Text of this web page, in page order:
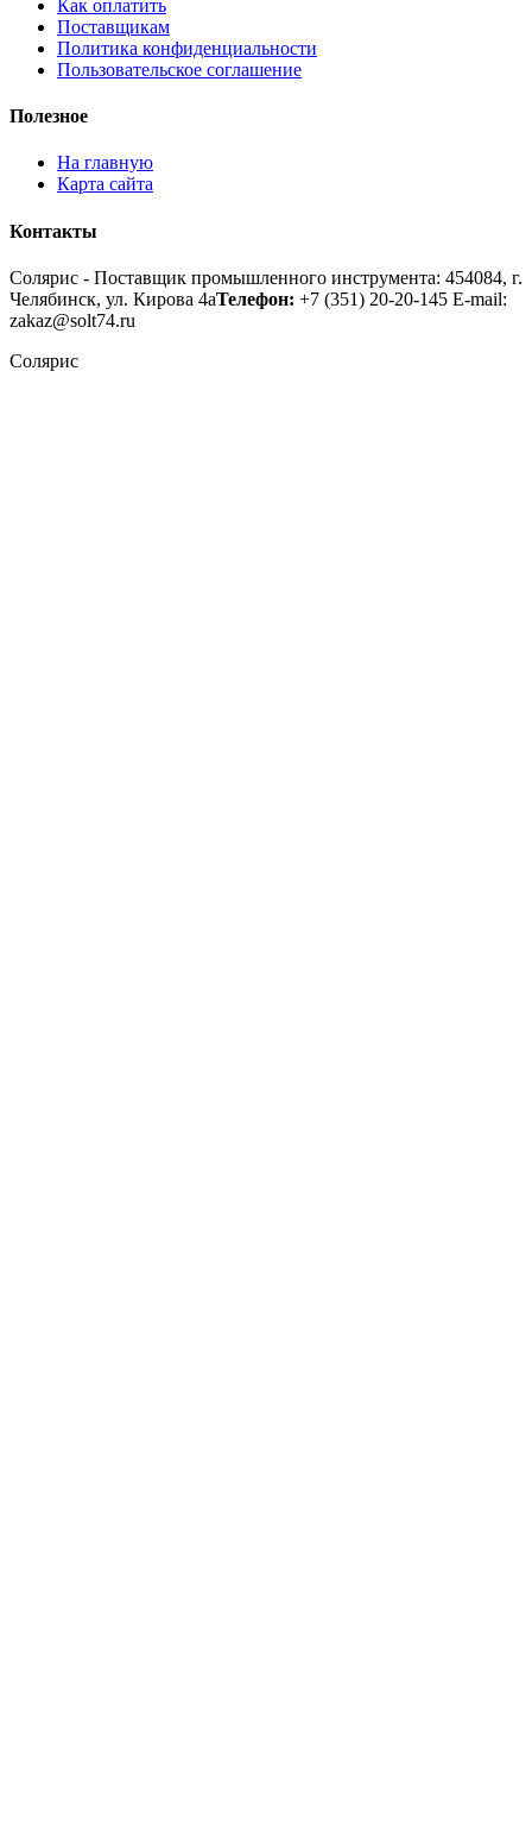
Как оплатить
Поставщикам
Политика конфиденциальности
Пользовательское соглашение
Полезное
На главную
Карта сайта
Контакты
Солярис - Поставщик промышленного инструмента: 454084, г.
Челябинск, ул. Кирова 4аТелефон: +7 (351) 20-20-145 E-mail:
zakaz@solt74.ru
Солярис